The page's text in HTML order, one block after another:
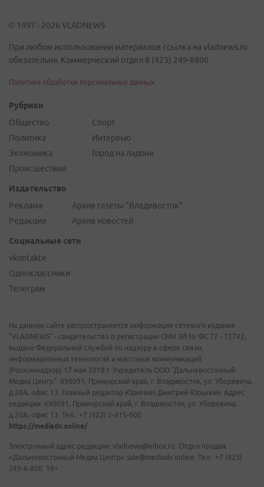
© 1997 - 2026 VLADNEWS
При любом использовании материалов ссылка на vladnews.ru
обязательна. Коммерческий отдел 8 (423) 249-8800
Политика обработки персональных данных
Рубрики
Общество
Политика
Экономика
Происшествия
Спорт
Интервью
Город на ладони
Издательство
Реклама
Редакция
Архив газеты "Владивосток"
Архив новостей
Социальные сети
vkontakte
Одноклассники
Телеграм
На данном сайте распространяется информация сетевого издания
"VLADNEWS" - свидетельство о регистрации СМИ ЭЛ № ФС 77 - 72742,
выдано Федеральной службой по надзору в сфере связи,
информационных технологий и массовых коммуникаций
(Роскомнадзор) 17 мая 2018 г. Учредитель ООО "Дальневосточный
Медиа Центр". 690091, Приморский край, г. Владивосток, ул. Уборевича,
д.20А, офис 13. Главный редактор Юркевич Дмитрий Юрьевич. Адрес
редакции: 690091, Приморский край, г. Владивосток, ул. Уборевича,
д.20А, офис 13. Тел.: +7 (423) 2-415-600.
https://mediadv.online/
Электронный адрес редакции: vladnews@inbox.ru. Отдел продаж
«Дальневосточный Медиа Центр» sale@mediadv.online. Тел.: +7 (423)
249-8-800. 18+